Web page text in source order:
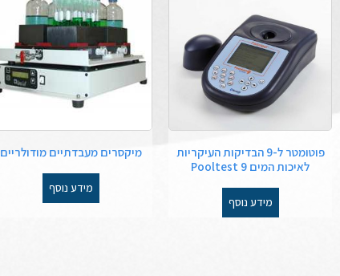
פוטומטר ל-9 הבדיקות העיקריות
לאיכות המים Pooltest 9
מידע נוסף
מיקסרים מעבדתיים מודולריים
מידע נוסף